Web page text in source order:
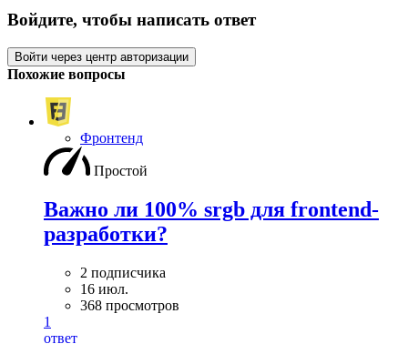
Войдите, чтобы написать ответ
Войти через центр авторизации
Похожие вопросы
Фронтенд
Простой
Важно ли 100% srgb для frontend-
разработки?
2 подписчика
16 июл.
368 просмотров
1
ответ